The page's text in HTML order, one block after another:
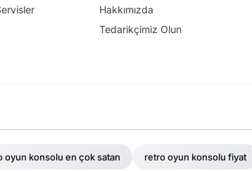
Hakkımızda
Tedarikçimiz Olun
oyun konsolu en çok satan retro oyun konsolu fiyat